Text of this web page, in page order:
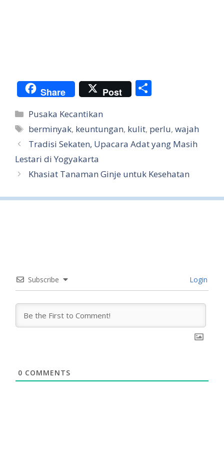
Share Post
e
Categories
Pusaka Kecantikan
Tags
berminyak, keuntungan, kulit, perlu,wajah
Tradisi Sekaten, Upacara Adat yang Masih
Lestari di Yogyakarta
Khasiat Tanaman Ginje untuk Kesehatan
Subscribe Login
0 COMMENTS